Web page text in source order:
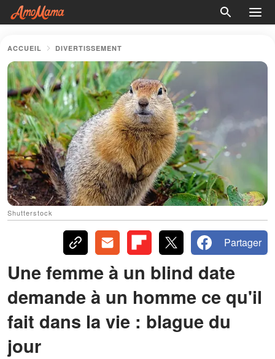
ACCUEIL DIVERTISSEMENT
Shutterstock
Partager
Une femme à un blind date
demande à un homme ce qu'il
fait dans la vie : blague du
jour